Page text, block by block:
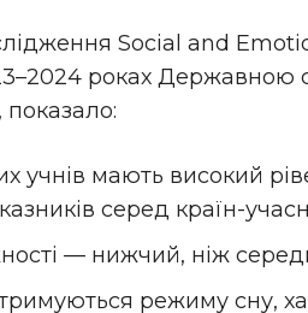
Social and
роках Державною
учнів мають високий
серед країн-
— нижчий, ніж
режиму сну,